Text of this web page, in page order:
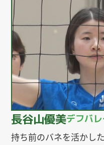
長谷山優美デフバ
持ち前のバネを活かし